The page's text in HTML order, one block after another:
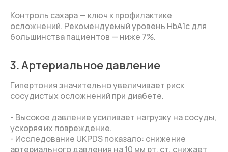
Контроль сахара — ключ к профилактике
осложнений. Рекомендуемый уровень HbA1c для
большинства пациентов — ниже 7%.
3. Артериальное давление
Гипертония значительно увеличивает риск
сосудистых осложнений при диабете.
- Высокое давление усиливает нагрузку на сосуды,
ускоряя их повреждение.
- Исследование UKPDS показало: снижение
артериального давления на 10 мм рт. ст. снижает